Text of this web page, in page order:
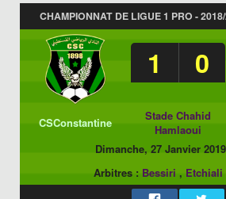
CHAMPIONNAT DE LIGUE 1 PRO -
1 0
CSConstantine
Stade Chahid
Hamlaoui
Dimanche, 27 Janvier 2019
Arbitres : Bessiri , Etchiali